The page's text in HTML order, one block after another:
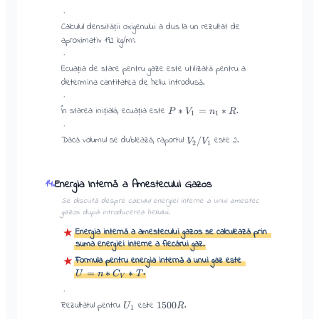
·
Calculul densității oxigenului a dus la un rezultat de
aproximativ 192 kg/m³.
·
Ecuația de stare pentru gaze este utilizată pentru a
determina cantitatea de heliu introdusă.
·
În starea inițială, ecuația este P ∗ V1 = n1 ∗ R.
·
Dacă volumul se dublează, raportul V2 /V1 este 2.
14.Energia Internă a Amestecului Gazos
Se discută despre calculul energiei interne a unui amestec
gazos după introducerea heliului.
★ Energia internă a amestecului gazos se calculează prin
suma energiei interne a fiecărui gaz.
★ Formula pentru energia internă a unui gaz este
U = n ∗ CV ∗ T.
·
Rezultatul pentru U1 este 1500R.